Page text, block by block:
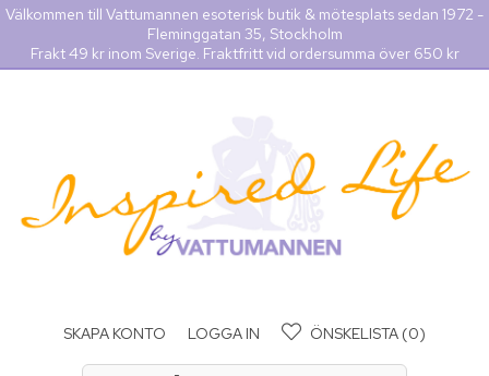
Välkommen till Vattumannen esoterisk butik & mötesplats sedan 1972 -
Fleminggatan 35, Stockholm
Frakt 49 kr inom Sverige. Fraktfritt vid ordersumma över 650 kr
SKAPA KONTO LOGGA IN ÖNSKELISTA (0)